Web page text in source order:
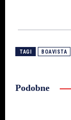
TAGI BOAVISTA
Podobne